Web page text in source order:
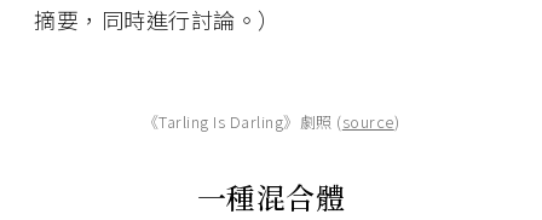
摘要，同時進行討論。）
《Tarling Is Darling》劇照 (source)
一種混合體